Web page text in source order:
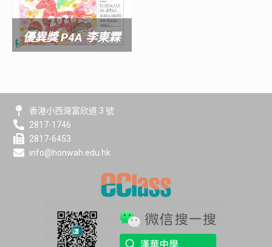
優異獎 P4A 李東霖
香港小西灣富欣道 3 號
2817-1746
2817-6453
info@honwah.edu.hk